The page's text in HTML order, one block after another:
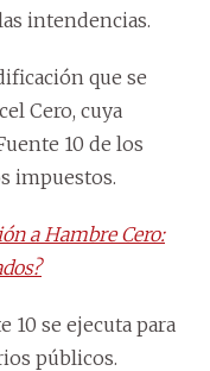
intendencias.
que se
Cero, cuya
10 de los
impuestos.
a Hambre Cero:
10 se ejecuta para
públicos.